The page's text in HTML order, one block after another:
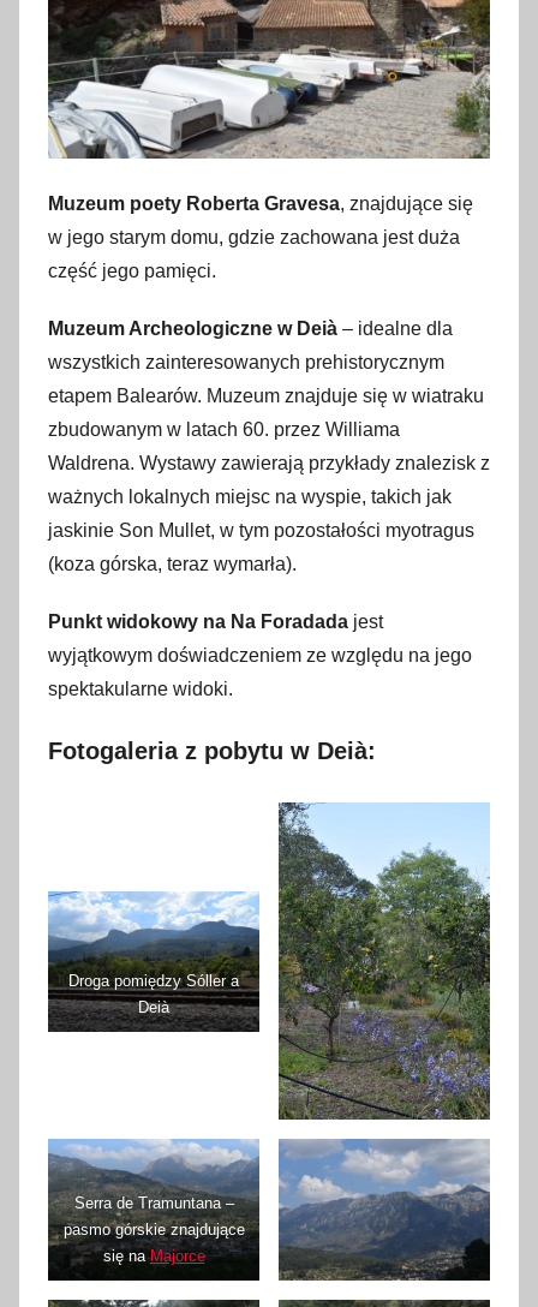
Muzeum poety Roberta Gravesa, znajdujące się
w jego starym domu, gdzie zachowana jest duża
część jego pamięci.
Muzeum Archeologiczne w Deià – idealne dla
wszystkich zainteresowanych prehistorycznym
etapem Balearów. Muzeum znajduje się w wiatraku
zbudowanym w latach 60. przez Williama
Waldrena. Wystawy zawierają przykłady znalezisk z
ważnych lokalnych miejsc na wyspie, takich jak
jaskinie Son Mullet, w tym pozostałości myotragus
(koza górska, teraz wymarła).
Punkt widokowy na Na Foradada jest
wyjątkowym doświadczeniem ze względu na jego
spektakularne widoki.
Fotogaleria z pobytu w Deià:
Droga pomiędzy Sóller a
Deià
Serra de Tramuntana –
pasmo górskie znajdujące
się naMajorce